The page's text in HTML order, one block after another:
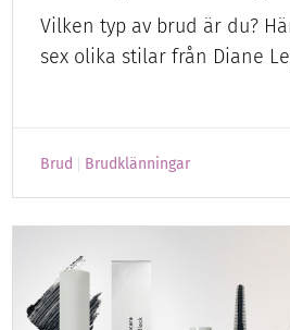
Vilken typ av brud är du?
sex olika stilar från Diane
Brud Brudklänningar